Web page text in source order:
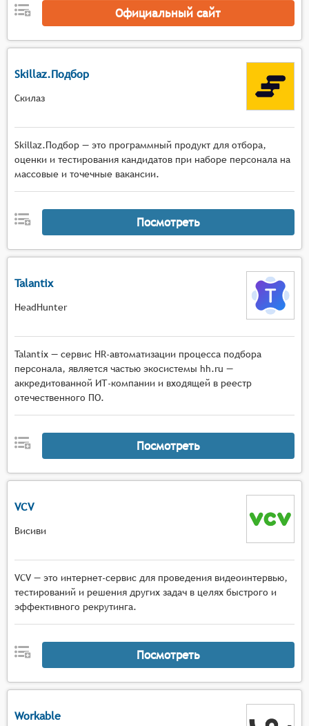
тестирования в режиме онлайн, предоставляя
кандидатам доступ к тестам через веб-браузер
или мобильное приложение.
Анализ результатов: Системы должны
анализировать результаты тестирования,
производительности каждого кандидата, а
также общие статистические данные по группе
кандидатов.
Сравнение результатов: Системы должны
позволять сравнивать результаты тестирования
разных кандидатов, групп кандидатов или
одного кандидата в разные периоды времени,
что помогает отслеживать прогресс и развитие
Официальный сайт
Skillaz.Подбор
Скилаз
Skillaz.Подбор — это программный продукт для отбора,
оценки и тестирования кандидатов при наборе персонала на
массовые и точечные вакансии.
Посмотреть
Talantix
HeadHunter
Talantiх — сервис HR-автоматизации процесса подбора
персонала, является частью экосистемы hh.ru —
аккредитованной ИТ-компании и входящей в реестр
отечественного ПО.
Посмотреть
VCV
Висиви
VCV — это интернет-сервис для проведения видеоинтервью,
тестирований и решения других задач в целях быстрого и
эффективного рекрутинга.
Посмотреть
Workable